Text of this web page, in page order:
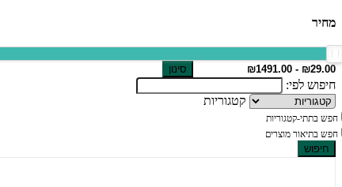
מחיר
סינון
חיפוש לפי:
קטגוריות
חפש בתתי-קטגוריות
חפש בתיאור מוצרים